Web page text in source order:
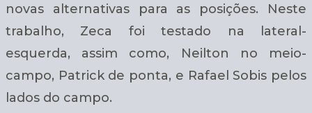
novas alternativas para as posições. Neste
trabalho, Zeca foi testado na lateral-
esquerda, assim como, Neilton no meio-
campo, Patrick de ponta, e Rafael Sobis pelos
lados do campo.